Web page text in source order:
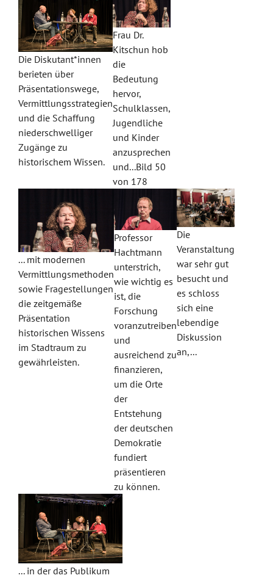
Die Diskutant*innen
berieten über
Präsentationswege,
Vermittlungsstrategien
und die Schaffung
niederschwelliger
Zugänge zu
historischem Wissen.
Frau Dr.
Kitschun hob
die
Bedeutung
hervor,
Schulklassen,
Jugendliche
und Kinder
anzusprechen
und...Bild 50
von 178
... mit modernen
Vermittlungsmethoden
sowie Fragestellungen
die zeitgemäße
Präsentation
historischen Wissens
im Stadtraum zu
gewährleisten.
Professor
Hachtmann
unterstrich,
wie wichtig es
ist, die
Forschung
voranzutreiben
und
ausreichend zu
finanzieren,
um die Orte
der
Entstehung
der deutschen
Demokratie
fundiert
präsentieren
zu können.
Die
Veranstaltung
war sehr gut
besucht und
es schloss
sich eine
lebendige
Diskussion
an,...
... in der das Publikum